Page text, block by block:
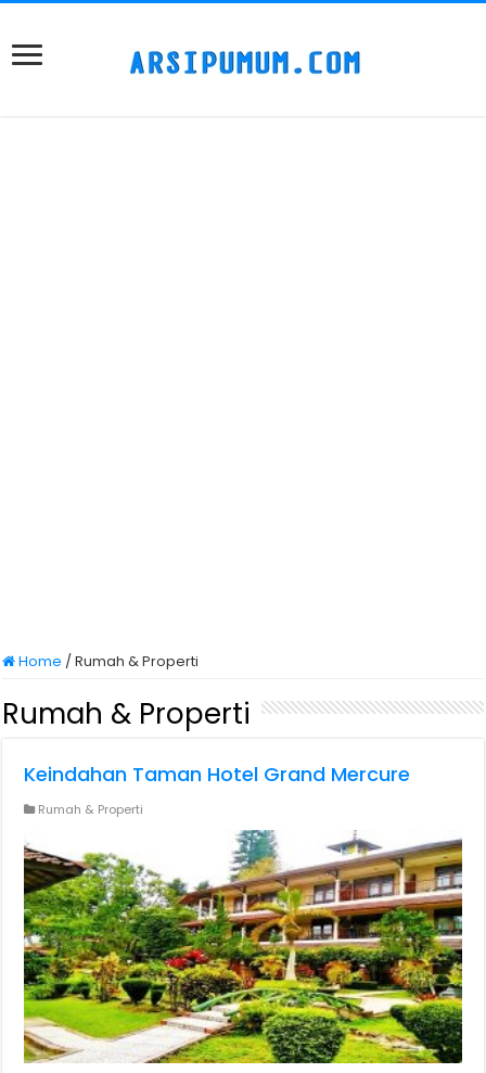
Home /Rumah & Properti
Rumah & Properti
Keindahan Taman Hotel Grand Mercure
Rumah & Properti